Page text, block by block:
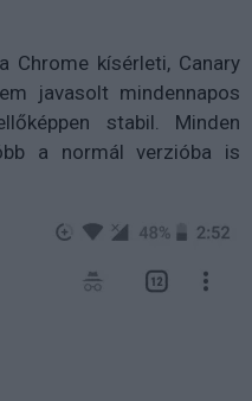
Chrome kísérleti, Canary
javasolt mindennapos
stabil. Minden
a normál verzióba is